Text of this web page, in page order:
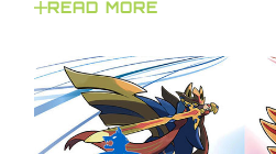
READ MORE